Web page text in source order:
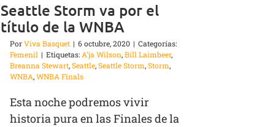
Seattle Storm va por el
título de la WNBA
PorViva Basquet | 6 octubre, 2020 | Categorías:
Femenil | Etiquetas:A'ja Wilson,Bill Laimbeer,
Breanna Stewart,Seattle,Seattle Storm,Storm,
WNBA,WNBA Finals
Esta noche podremos vivir
historia pura en las Finales de la